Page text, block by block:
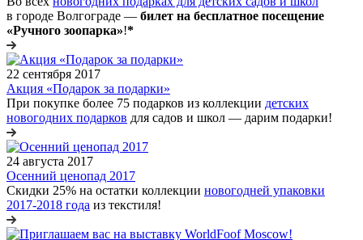
в городе Волгограде — билет на бесплатное посещение
«Ручного зоопарка»!*
22 сентября 2017
Акция «Подарок за подарки»
При покупке более 75 подарков из коллекции детских
новогодних подарков для садов и школ — дарим подарки!
24 августа 2017
Осенний ценопад 2017
Скидки 25% на остатки коллекции новогодней упаковки
2017-2018 года из текстиля!